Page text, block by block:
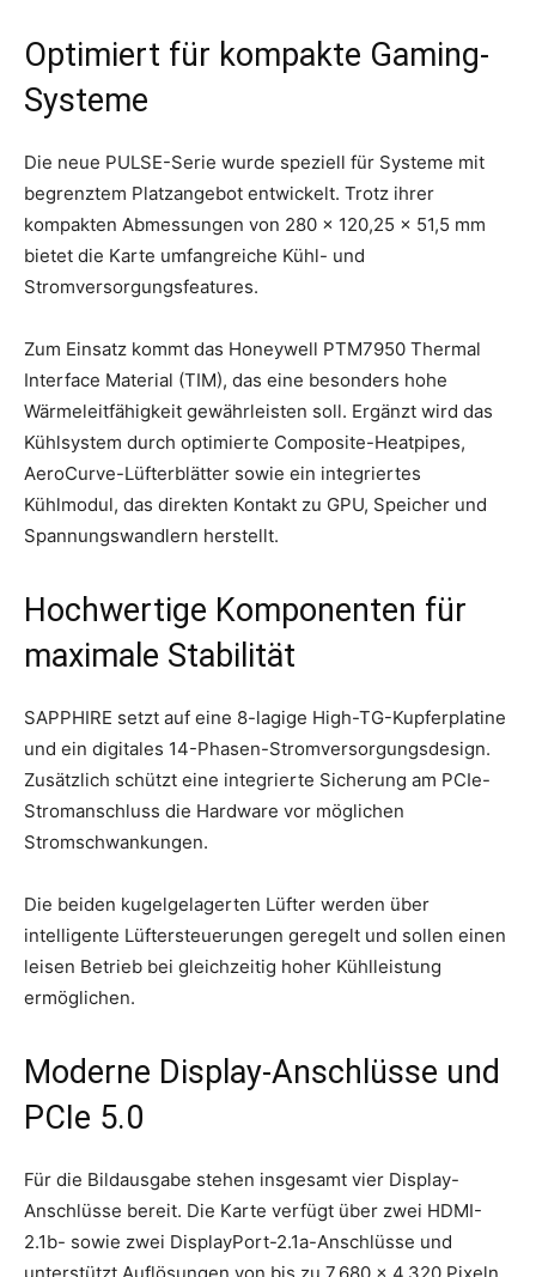
Optimiert für kompakte Gaming-
Systeme
Die neue PULSE-Serie wurde speziell für Systeme mit
begrenztem Platzangebot entwickelt. Trotz ihrer
kompakten Abmessungen von 280 x 120,25 x 51,5 mm
bietet die Karte umfangreiche Kühl- und
Stromversorgungsfeatures.
Zum Einsatz kommt das Honeywell PTM7950 Thermal
Interface Material (TIM), das eine besonders hohe
Wärmeleitfähigkeit gewährleisten soll. Ergänzt wird das
Kühlsystem durch optimierte Composite-Heatpipes,
AeroCurve-Lüfterblätter sowie ein integriertes
Kühlmodul, das direkten Kontakt zu GPU, Speicher und
Spannungswandlern herstellt.
Hochwertige Komponenten für
maximale Stabilität
SAPPHIRE setzt auf eine 8-lagige High-TG-Kupferplatine
und ein digitales 14-Phasen-Stromversorgungsdesign.
Zusätzlich schützt eine integrierte Sicherung am PCIe-
Stromanschluss die Hardware vor möglichen
Stromschwankungen.
Die beiden kugelgelagerten Lüfter werden über
intelligente Lüftersteuerungen geregelt und sollen einen
leisen Betrieb bei gleichzeitig hoher Kühlleistung
ermöglichen.
Moderne Display-Anschlüsse und
PCIe 5.0
Für die Bildausgabe stehen insgesamt vier Display-
Anschlüsse bereit. Die Karte verfügt über zwei HDMI-
2.1b- sowie zwei DisplayPort-2.1a-Anschlüsse und